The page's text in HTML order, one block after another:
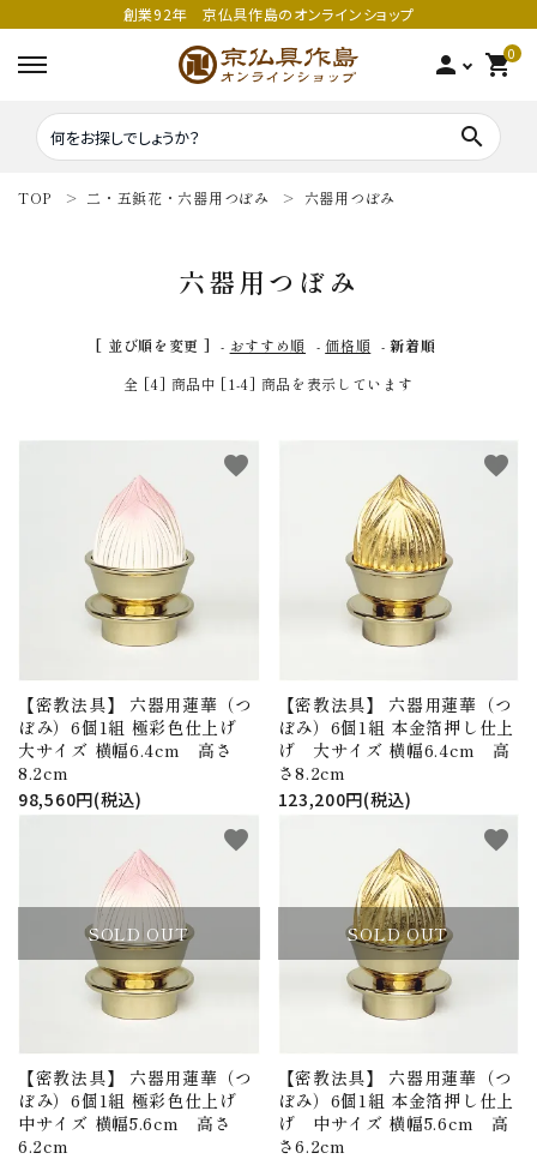
創業92年 京仏具作島のオンラインショップ
person 0
shopping_cart
search
鳴り物
印金
寺院仏具
家庭用仏具
アウトレット
ご利用ガイド
プライバシーポリシー
特定商取引法について
お問い合わせ
TOP 二・五鋲花・六器用つぼみ 六器用つぼみ
六器用つぼみ
[ 並び順を変更 ] - おすすめ順 -価格順 -新着順
全 [4] 商品中 [1-4] 商品を表示しています
【密教法具】 六器用蓮華（つ
ぼみ）6個1組 極彩色仕上げ
大サイズ 横幅6.4cm 高さ
8.2cm
98,560円(税込)
favorite
【密教法具】 六器用蓮華（つ
ぼみ）6個1組 本金箔押し仕上
げ 大サイズ 横幅6.4cm 高
さ8.2cm
123,200円(税込)
favorite
SOLD OUT
【密教法具】 六器用蓮華（つ
ぼみ）6個1組 極彩色仕上げ
中サイズ 横幅5.6cm 高さ
6.2cm
favorite
SOLD OUT
【密教法具】 六器用蓮華（つ
ぼみ）6個1組 本金箔押し仕上
げ 中サイズ 横幅5.6cm 高
さ6.2cm
favorite